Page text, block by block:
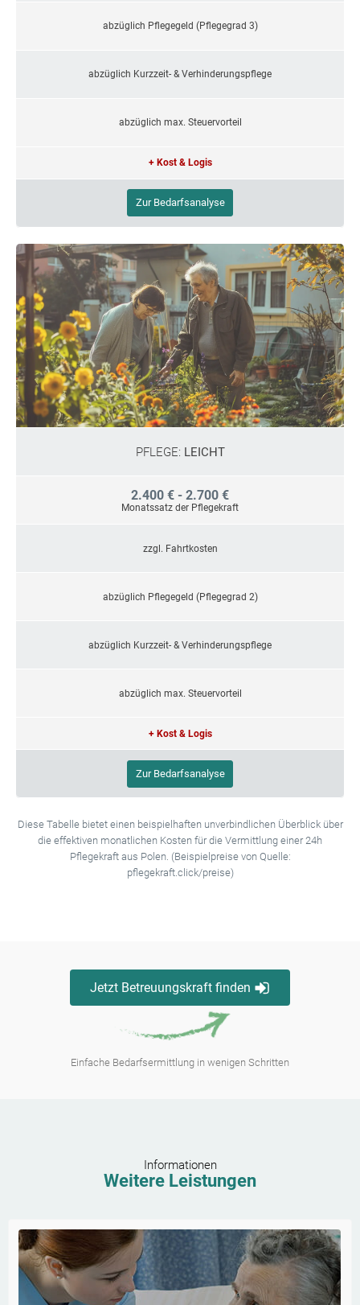
abzüglich Pflegegeld (Pflegegrad 3)
abzüglich Kurzzeit- & Verhinderungspflege
abzüglich max. Steuervorteil
+ Kost & Logis
Zur Bedarfsanalyse
PFLEGE: LEICHT
2.400 € - 2.700 €
Monatssatz der Pflegekraft
zzgl. Fahrtkosten
abzüglich Pflegegeld (Pflegegrad 2)
abzüglich Kurzzeit- & Verhinderungspflege
abzüglich max. Steuervorteil
+ Kost & Logis
Zur Bedarfsanalyse
Diese Tabelle bietet einen beispielhaften unverbindlichen Überblick über
die effektiven monatlichen Kosten für die Vermittlung einer 24h
Pflegekraft aus Polen. (Beispielpreise von Quelle:
pflegekraft.click/preise)
Jetzt Betreuungskraft finden
Einfache Bedarfsermittlung in wenigen Schritten
Informationen
Weitere Leistungen